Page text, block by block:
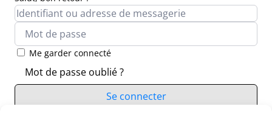
Me garder connecté
Mot de passe oublié ?
Se connecter